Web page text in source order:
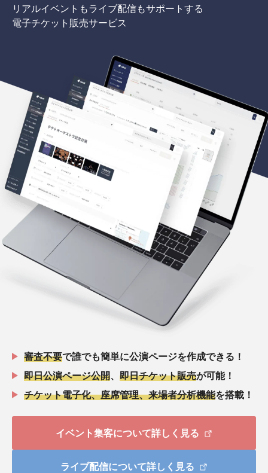
リアルイベントもライブ配信もサポートする
電子チケット販売サービス
審査不要で誰でも簡単に公演ページを作成できる！
即日公演ページ公開
即日チケット販売が可能！
チケット電子化、座席管理、来場者分析機能を搭載！
イベント集客について詳しく見る
ライブ配信について詳しく見る